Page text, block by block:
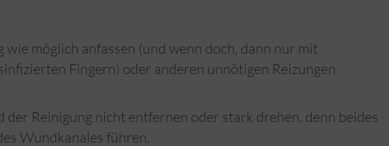
wie möglich anfassen (und wenn doch, dann nur mit
Fingern) oder anderen unnötigen Reizungen
der Reinigung nicht entfernen oder stark drehen, denn beides
Wundkanales führen.